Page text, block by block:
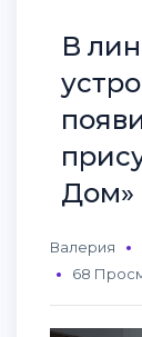
В
Дом»
Валерия
68